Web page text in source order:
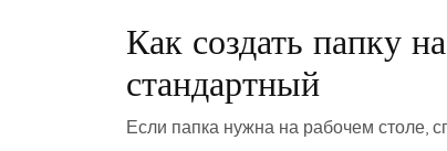
Как создать папку
стандартный
Если папка нужна на рабочем столе,